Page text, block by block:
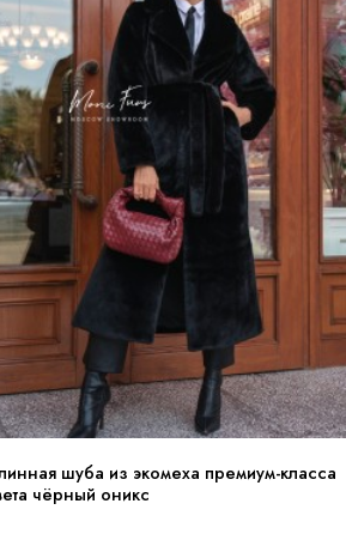
шуба из экомеха премиум-класса
чёрный оникс